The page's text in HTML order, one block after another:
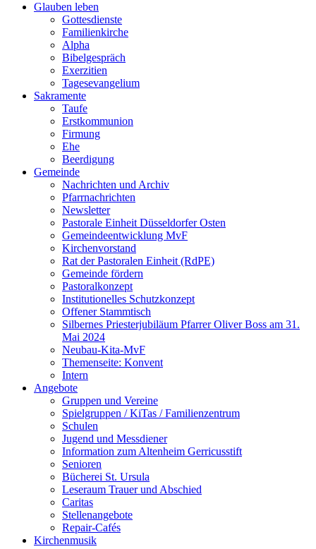
Glauben leben
Gottesdienste
Familienkirche
Alpha
Bibelgespräch
Exerzitien
Tagesevangelium
Sakramente
Taufe
Erstkommunion
Firmung
Ehe
Beerdigung
Gemeinde
Nachrichten und Archiv
Pfarrnachrichten
Newsletter
Pastorale Einheit Düsseldorfer Osten
Gemeindeentwicklung MvF
Kirchenvorstand
Rat der Pastoralen Einheit (RdPE)
Gemeinde fördern
Pastoralkonzept
Institutionelles Schutzkonzept
Offener Stammtisch
Silbernes Priesterjubiläum Pfarrer Oliver Boss am 31.
Mai 2024
Neubau-Kita-MvF
Themenseite: Konvent
Intern
Angebote
Gruppen und Vereine
Spielgruppen / KiTas / Familienzentrum
Schulen
Jugend und Messdiener
Information zum Altenheim Gerricusstift
Senioren
Bücherei St. Ursula
Leseraum Trauer und Abschied
Caritas
Stellenangebote
Repair-Cafés
Kirchenmusik